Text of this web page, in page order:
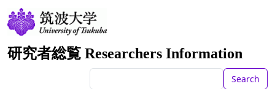
研究者総覧 Researchers Information
Search